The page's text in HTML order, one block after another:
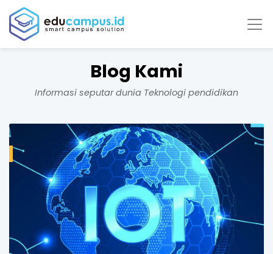
Blog Kami
Informasi seputar dunia Teknologi pendidikan